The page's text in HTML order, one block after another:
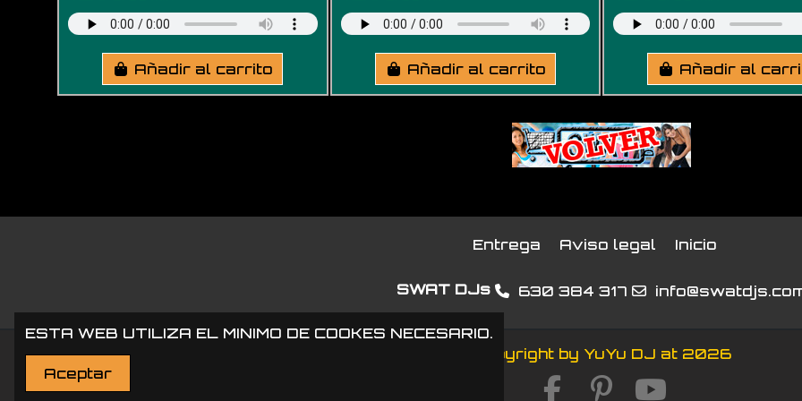
Añadir al carrito Añadir al carrito Añadir al
Entrega Aviso legal Inicio
SWAT DJs 630 384 317
Copyright by YuYu DJ at 2026
ESTA WEB UTILIZA EL MINIMO DE COOKES NECESARIO.
Aceptar